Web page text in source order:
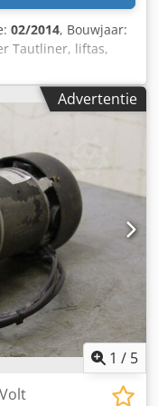
02/2014, Bouwjaar:
Tautliner, liftas,
12642
•
achter •
•
mm (LxBxH) •
gewicht: 39.000 kg •
• Liftas • 3 x
•
7/6 7/2 3/7 -
en tegen
verkoop
Advertentie
1 / 5